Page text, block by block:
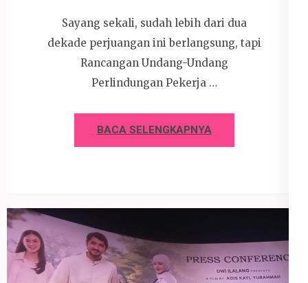
Sayang sekali, sudah lebih dari dua
dekade perjuangan ini berlangsung, tapi
Rancangan Undang-Undang
Perlindungan Pekerja …
BACA SELENGKAPNYA